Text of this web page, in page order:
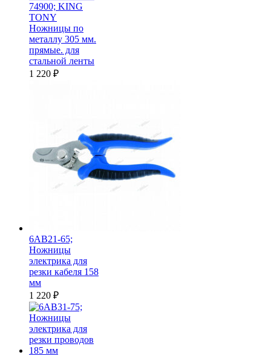
74900; KING
TONY
Ножницы по
металлу 305 мм.
прямые. для
стальной ленты
1 220 ₽
6AB21-65;
Ножницы
электрика для
резки кабеля 158
мм
1 220 ₽